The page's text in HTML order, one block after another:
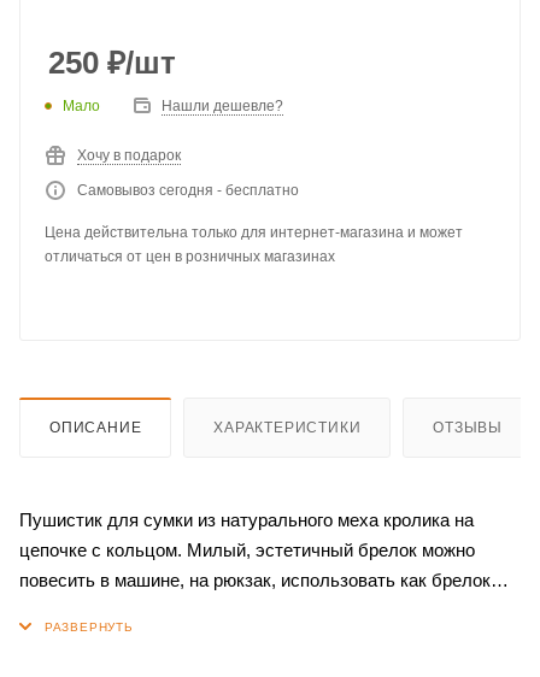
250 ₽/шт
Мало Нашли дешевле?
Хочу в подарок
Самовывоз сегодня - бесплатно
Цена действительна только для интернет-магазина и может
отличаться от цен в розничных магазинах
ОПИСАНИЕ ХАРАКТЕРИСТИКИ ОТЗЫВЫ
Пушистик для сумки из натурального меха кролика на
цепочке с кольцом. Милый, эстетичный брелок можно
повесить в машине, на рюкзак, использовать как брелок